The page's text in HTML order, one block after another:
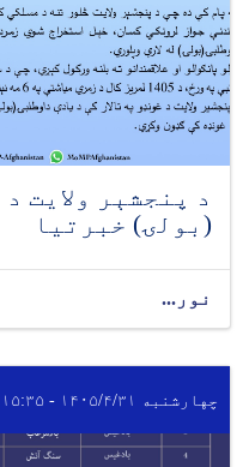
د پنجشېر ولایت
(بولۍ) خبرتیا
نور...
چهارشنبه ۱۴۰۵/۴/۳۱ - ۱۵:۳۵